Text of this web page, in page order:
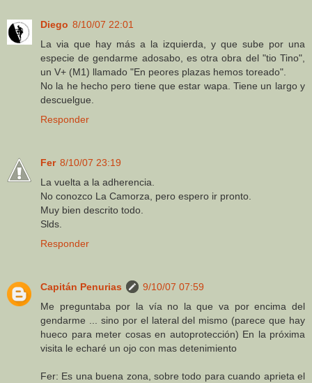
Diego 8/10/07 22:01
La via que hay más a la izquierda, y que sube por una
especie de gendarme adosabo, es otra obra del "tio Tino",
un V+ (M1) llamado "En peores plazas hemos toreado".
No la he hecho pero tiene que estar wapa. Tiene un largo y
descuelgue.
Responder
Fer 8/10/07 23:19
La vuelta a la adherencia.
No conozco La Camorza, pero espero ir pronto.
Muy bien descrito todo.
Slds.
Responder
Capitán Penurias
9/10/07 07:59
Me preguntaba por la vía no la que va por encima del
gendarme ... sino por el lateral del mismo (parece que hay
hueco para meter cosas en autoprotección) En la próxima
visita le echaré un ojo con mas detenimiento
Fer: Es una buena zona, sobre todo para cuando aprieta el